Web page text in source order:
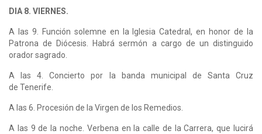
DIA 8. VIERNES.
A las 9. Función solemne en la Iglesia Catedral, en honor de la
Patrona de Diócesis. Habrá sermón a cargo de un distinguido
orador sagrado.
A las 4. Concierto por la banda municipal de Santa Cruz
de Tenerife.
A las 6. Procesión de la Virgen de los Remedios.
A las 9 de la noche. Verbena en la calle de la Carrera, que lucirá